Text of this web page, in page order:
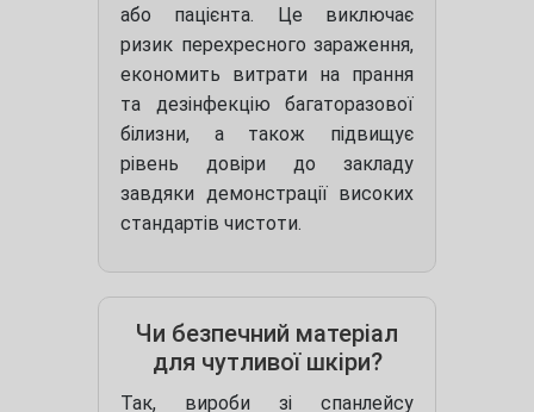
або пацієнта. Це виключає
ризик перехресного зараження,
економить витрати на прання
та дезінфекцію багаторазової
білизни, а також підвищує
рівень довіри до закладу
завдяки демонстрації високих
стандартів чистоти.
Чи безпечний матеріал
для чутливої шкіри?
Так, вироби зі спанлейсу